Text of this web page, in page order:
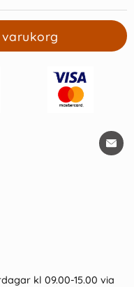
kl 09.00-15.00 via